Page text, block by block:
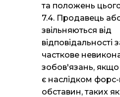
та положень
7.4. Продавець
звільняються від
відповідальності
часткове
зобов'язань,
є наслідком
обставин, таких